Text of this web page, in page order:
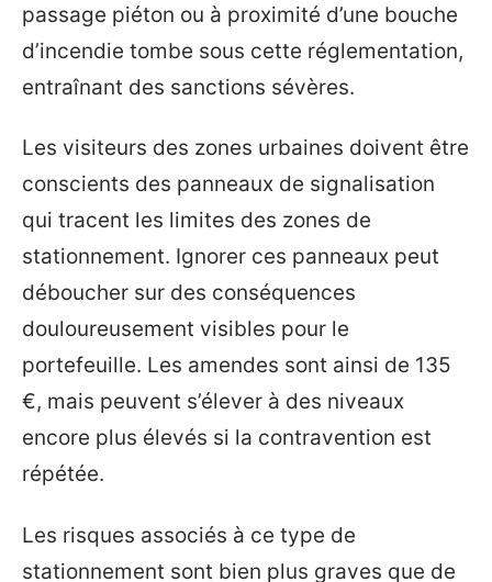
passage piéton ou à proximité d’une bouche
d’incendie tombe sous cette réglementation,
entraînant des sanctions sévères.
Les visiteurs des zones urbaines doivent être
conscients des panneaux de signalisation
qui tracent les limites des zones de
stationnement. Ignorer ces panneaux peut
déboucher sur des conséquences
douloureusement visibles pour le
portefeuille. Les amendes sont ainsi de 135
€, mais peuvent s’élever à des niveaux
encore plus élevés si la contravention est
répétée.
Les risques associés à ce type de
stationnement sont bien plus graves que de